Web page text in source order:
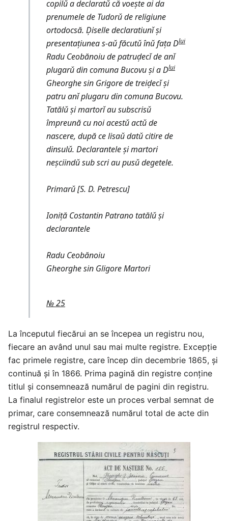
copilǔ a declaratǔ că voește ai da
prenumele de Tudorǔ de religiune
ortodocsă. D̦iselle declaratiunǐ și
presentațiunea s-aǔ făcutǔ înǔ fața Dlui
Radu Ceobănoiu de patrud̦ecǐ de anǐ
plugarǔ din comuna Bucovu și a Dlui
Gheorghe sin Grigore de treid̦ecǐ și
patru anǐ plugaru din comuna Bucovu.
Tatălǔ și martorǐ au subscrisǔ
împreună cu noi acestǔ actǔ de
nascere, după ce lisaǔ datǔ citire de
dinsulǔ. Declarantele și martori
neșciindǔ sub scri au pusǔ degetele.
Primarǔ [S. D. Petrescu]
Ioniță Costantin Patrano tatălǔ și
declarantele
Radu Ceobănoiu
Gheorghe sin Gligore Martori
№ 25
La începutul fiecărui an se începea un registru nou,
fiecare an având unul sau mai multe registre. Excepție
fac primele registre, care încep din decembrie 1865, și
continuă și în 1866. Prima pagină din registre conține
titlul și consemnează numărul de pagini din registru.
La finalul registrelor este un proces verbal semnat de
primar, care consemnează numărul total de acte din
registrul respectiv.